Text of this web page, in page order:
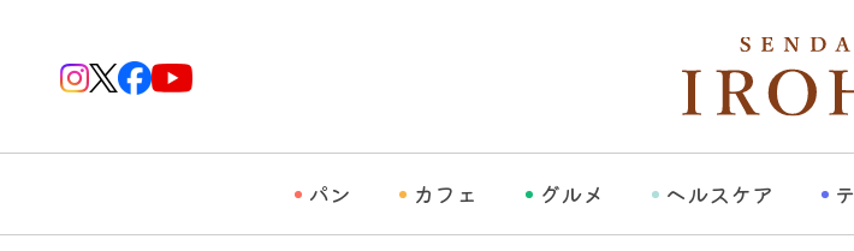
パン カフェ グルメ ヘルスケア